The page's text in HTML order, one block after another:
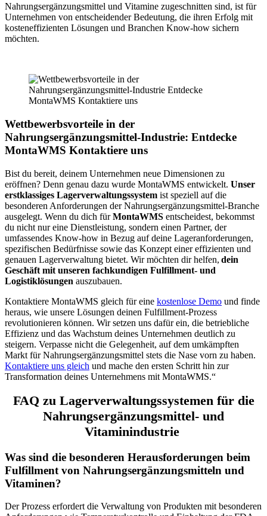
Nahrungsergänzungsmittel und Vitamine zugeschnitten sind, ist für
Unternehmen von entscheidender Bedeutung, die ihren Erfolg mit
kosteneffizienten Lösungen und Branchen Know-how sichern
möchten.
Wettbewerbsvorteile in der
Nahrungsergänzungsmittel-Industrie: Entdecke
MontaWMS Kontaktiere uns
Bist du bereit, deinem Unternehmen neue Dimensionen zu
eröffnen? Denn genau dazu wurde MontaWMS entwickelt. Unser
erstklassiges Lagerverwaltungssystem ist speziell auf die
besonderen Anforderungen der Nahrungsergänzungsmittel-Branche
ausgelegt. Wenn du dich fürMontaWMS entscheidest, bekommst
du nicht nur eine Dienstleistung, sondern einen Partner, der
umfassendes Know-how in Bezug auf deine Lageranforderungen,
spezifischen Bedürfnisse sowie das Konzept einer effizienten und
genauen Lagerverwaltung bietet. Wir möchten dir helfen, dein
Geschäft mit unseren fachkundigen Fulfillment- und
Logistiklösungen auszubauen.
Kontaktiere MontaWMS gleich für eine kostenlose Demo und finde
heraus, wie unsere Lösungen deinen Fulfillment-Prozess
revolutionieren können. Wir setzen uns dafür ein, die betriebliche
Effizienz und das Wachstum deines Unternehmen deutlich zu
steigern. Verpasse nicht die Gelegenheit, auf dem umkämpften
Markt für Nahrungsergänzungsmittel stets die Nase vorn zu haben.
Kontaktiere uns gleich und mache den ersten Schritt hin zur
Transformation deines Unternehmens mit MontaWMS.“
FAQ zu Lagerverwaltungssystemen für die
Nahrungsergänzungsmittel- und
Vitaminindustrie
Was sind die besonderen Herausforderungen beim
Fulfillment von Nahrungsergänzungsmitteln und
Vitaminen?
Der Prozess erfordert die Verwaltung von Produkten mit besonderen